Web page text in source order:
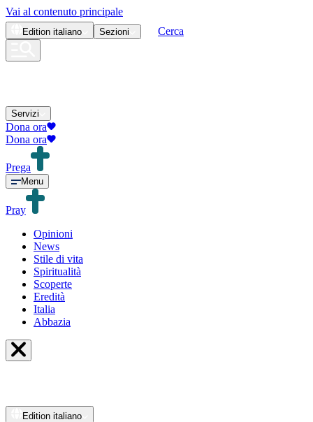
Vai al contenuto principale
Edition italiano Sezioni Cerca
Servizi
Dona ora
Dona ora
Prega
Menu
Pray
Opinioni
News
Stile di vita
Spiritualità
Scoperte
Eredità
Italia
Abbazia
Edition italiano